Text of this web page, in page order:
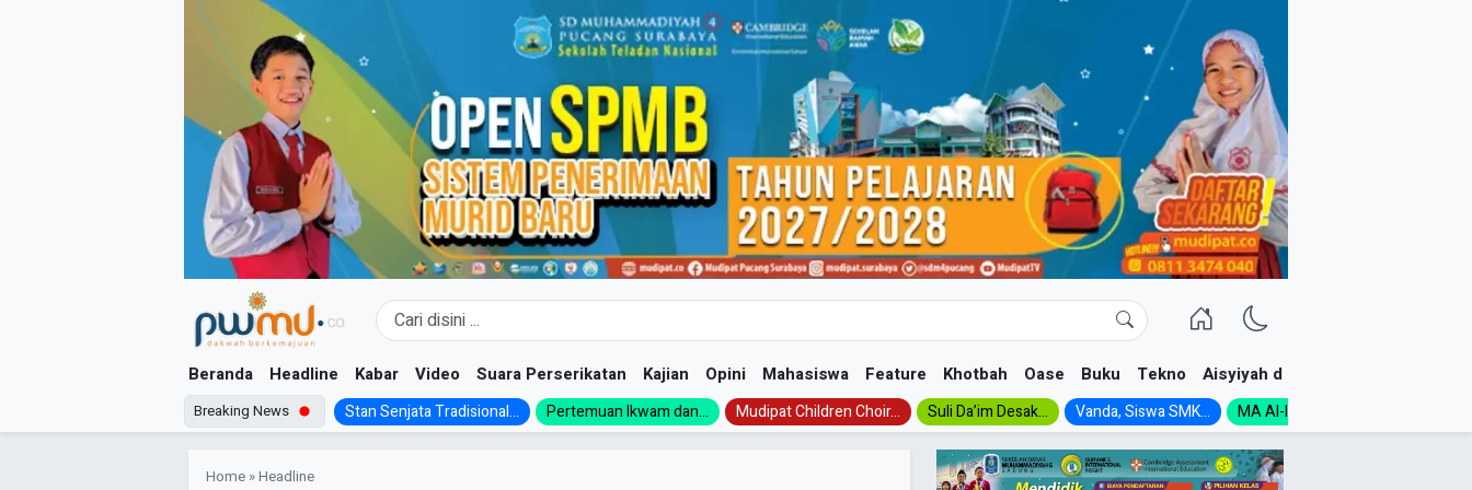
Beranda Headline Kabar Video Suara Perserikatan Kajian Opini Mahasiswa Feature Khotbah Oase Buku Tekno Aisyiyah dan NA
Breaking News Stan Senjata Tradisional... Pertemuan Ikwam dan... Mudipat Children Choir... Suli Da’im Desak... Vanda, Siswa SMK... MA Al-Ishlah Gelar...
Home »Headline